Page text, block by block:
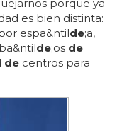
porque ya
es bien distinta:
espa&ntilde;a,
de;os de
de centros para